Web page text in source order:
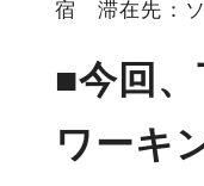
宿 滞在先：ソ
■今回
ワーキ